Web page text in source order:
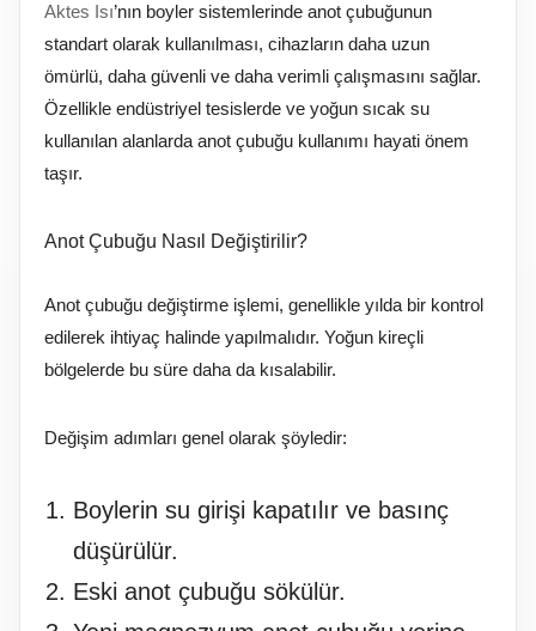
Aktes Isı’nın boyler sistemlerinde anot çubuğunun
standart olarak kullanılması, cihazların daha uzun
ömürlü, daha güvenli ve daha verimli çalışmasını sağlar.
Özellikle endüstriyel tesislerde ve yoğun sıcak su
kullanılan alanlarda anot çubuğu kullanımı hayati önem
taşır.
Anot Çubuğu Nasıl Değiştirilir?
Anot çubuğu değiştirme işlemi, genellikle yılda bir kontrol
edilerek ihtiyaç halinde yapılmalıdır. Yoğun kireçli
bölgelerde bu süre daha da kısalabilir.
Değişim adımları genel olarak şöyledir:
Boylerin su girişi kapatılır ve basınç
düşürülür.
Eski anot çubuğu sökülür.